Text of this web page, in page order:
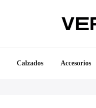
Calzados Accesorios